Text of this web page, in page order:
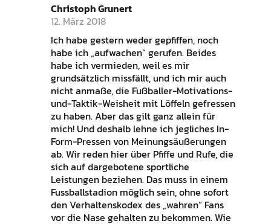
Christoph Grunert
12. März 2018
Ich habe gestern weder gepfiffen, noch
habe ich „aufwachen“ gerufen. Beides
habe ich vermieden, weil es mir
grundsätzlich missfällt, und ich mir auch
nicht anmaße, die Fußballer-Motivations-
und-Taktik-Weisheit mit Löffeln gefressen
zu haben. Aber das gilt ganz allein für
mich! Und deshalb lehne ich jegliches In-
Form-Pressen von Meinungsäußerungen
ab. Wir reden hier über Pfiffe und Rufe, die
sich auf dargebotene sportliche
Leistungen beziehen. Das muss in einem
Fussballstadion möglich sein, ohne sofort
den Verhaltenskodex des „wahren“ Fans
vor die Nase gehalten zu bekommen. Wie